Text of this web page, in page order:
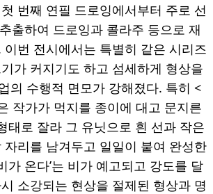
번째 연필 드로잉에서부터 주로 선
출하여 드로잉과 콜라주 등으로 재
이번 전시에서는 특별히 같은 시리즈
가 커지기도 하고 섬세하게 형상을
의 수행적 면모가 강해졌다. 특히 <
작가가 먹지를 종이에 대고 문지른
태로 잘라 그 유닛으로 흰 선과 작은
자리를 남겨두고 일일이 붙여 완성한
가 온다’는 비가 예고되고 강도를 달
소강되는 현상을 절제된 형상과 명